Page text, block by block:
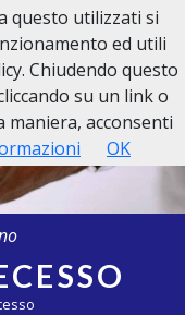
questo utilizzati si
ed utili
Chiudendo questo
su un link o
acconsenti
OK